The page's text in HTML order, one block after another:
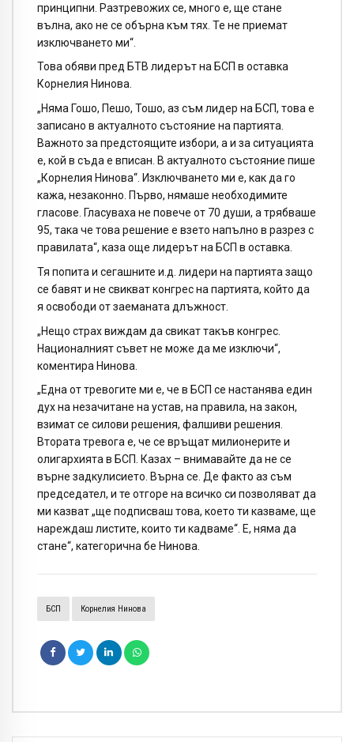
принципни. Разтревожих се, много е, ще стане
вълна, ако не се обърна към тях. Те не приемат
изключването ми“.
Това обяви пред БТВ лидерът на БСП в оставка
Корнелия Нинова.
„Няма Гошо, Пешо, Тошо, аз съм лидер на БСП, това е
записано в актуалното състояние на партията.
Важното за предстоящите избори, а и за ситуацията
е, кой в съда е вписан. В актуалното състояние пише
„Корнелия Нинова“. Изключването ми е, как да го
кажа, незаконно. Първо, нямаше необходимите
гласове. Гласуваха не повече от 70 души, а трябваше
95, така че това решение е взето напълно в разрез с
правилата“, каза още лидерът на БСП в оставка.
Тя попита и сегашните и.д. лидери на партията защо
се бавят и не свикват конгрес на партията, който да
я освободи от заеманата длъжност.
„Нещо страх виждам да свикат такъв конгрес.
Националният съвет не може да ме изключи“,
коментира Нинова.
„Една от тревогите ми е, че в БСП се настанява един
дух на незачитане на устав, на правила, на закон,
взимат се силови решения, фалшиви решения.
Втората тревога е, че се връщат милионерите и
олигархията в БСП. Казах – внимавайте да не се
върне задкулисието. Върна се. Де факто аз съм
председател, и те отгоре на всичко си позволяват да
ми казват „ще подписваш това, което ти казваме, ще
нареждаш листите, които ти кадваме“. Е, няма да
стане“, категорична бе Нинова.
БСП Корнелия Нинова